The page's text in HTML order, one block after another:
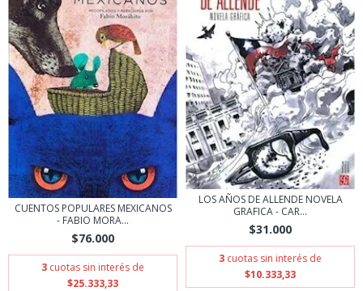
CUENTOS POPULARES MEXICANOS
- FABIO MORA...
$76.000
3 cuotas sin interés de
$25.333,33
LOS AÑOS DE ALLENDE NOVELA
GRAFICA - CAR...
$31.000
3 cuotas sin interés de
$10.333,33